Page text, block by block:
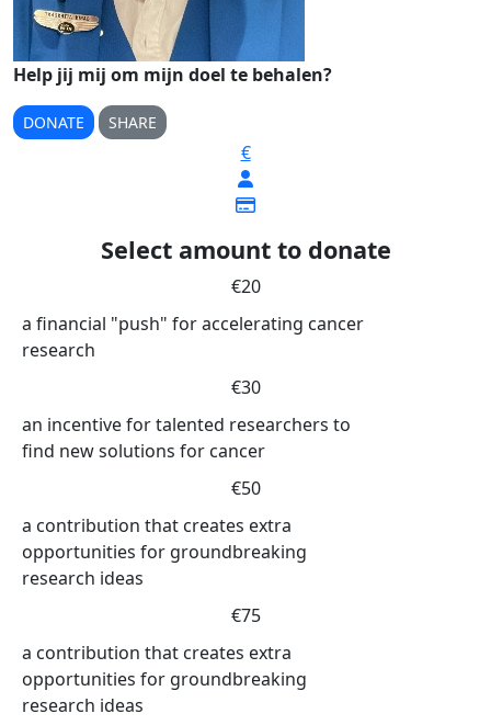
Help jij mij om mijn doel te behalen?
DONATE SHARE
€
Select amount to donate
€20
a financial "push" for accelerating cancer
research
€30
an incentive for talented researchers to
find new solutions for cancer
€50
a contribution that creates extra
opportunities for groundbreaking
research ideas
€75
a contribution that creates extra
opportunities for groundbreaking
research ideas